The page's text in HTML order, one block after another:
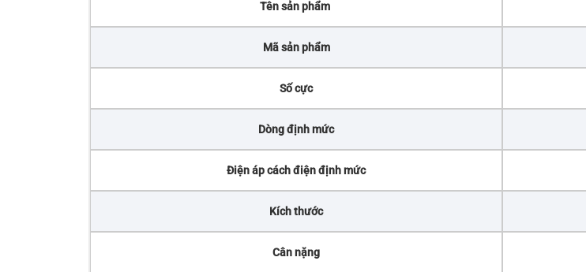
Tên sản phẩm
Mã sản phẩm
Số cực
Dòng định mức
Điện áp cách điện định mức
Kích thước
Cân nặng